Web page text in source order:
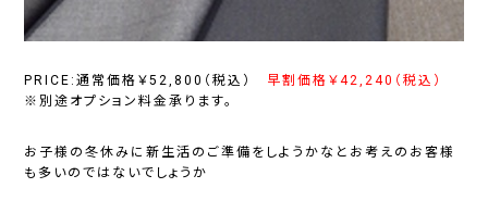
PRICE:通常価格￥52,800（税込） 早割価格￥42,240（税込）
※別途オプション料金承ります。
お子様の冬休みに新生活のご準備をしようかなとお考えのお客様
も多いのではないでしょうか